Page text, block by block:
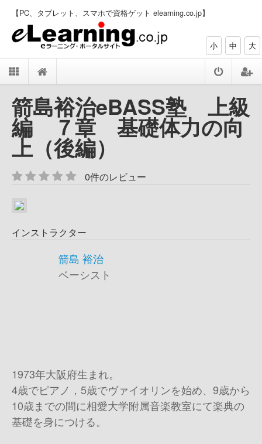
【PC、タブレット、スマホで資格ゲット elearning.co.jp】
小 中 大
箭島裕治eBASS塾 上級
編 ７章 基礎体力の向
上（後編）
0件のレビュー
インストラクター
箭島 裕治
ベーシスト
1973年大阪府生まれ。
4歳でピアノ，5歳でヴァイオリンを始め、9歳から
10歳までの間に相愛大学附属音楽教室にて楽典の
基礎を身につける。